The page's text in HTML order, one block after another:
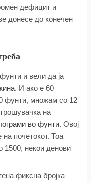
дефицит и
донесе до конечен
и вели да ја
. И ако е 60
фунти, множам со 12
на
во фунти. Овој
почетокот. Тоа
1500, некои денови
фиксна бројка